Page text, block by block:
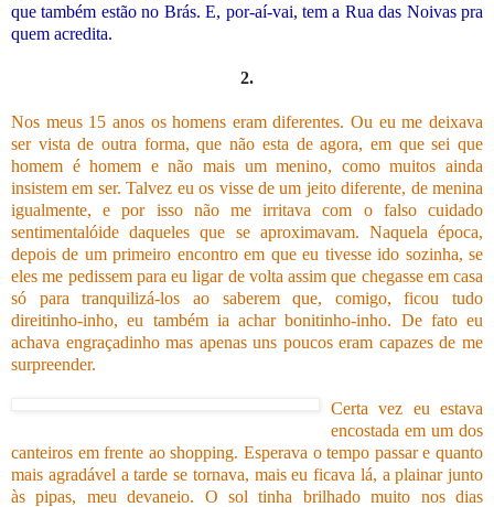
que também estão no Brás. E, por-aí-vai, tem a Rua das Noivas pra
quem acredita.
2.
Nos meus 15 anos os homens eram diferentes. Ou eu me deixava
ser vista de outra forma, que não esta de agora, em que sei que
homem é homem e não mais um menino, como muitos ainda
insistem em ser. Talvez eu os visse de um jeito diferente, de menina
igualmente, e por isso não me irritava com o falso cuidado
sentimentalóide daqueles que se aproximavam. Naquela época,
depois de um primeiro encontro em que eu tivesse ido sozinha, se
eles me pedissem para eu ligar de volta assim que chegasse em casa
só para tranquilizá-los ao saberem que, comigo, ficou tudo
direitinho-inho, eu também ia achar bonitinho-inho. De fato eu
achava engraçadinho mas apenas uns poucos eram capazes de me
surpreender.
Certa vez eu estava
encostada em um dos
canteiros em frente ao shopping. Esperava o tempo passar e quanto
mais agradável a tarde se tornava, mais eu ficava lá, a plainar junto
às pipas, meu devaneio. O sol tinha brilhado muito nos dias